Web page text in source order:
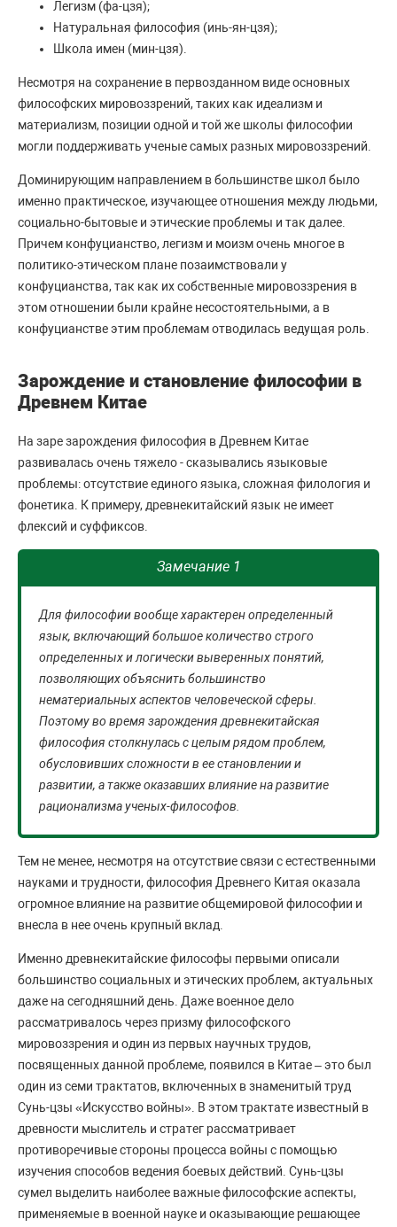
Легизм (фа-цзя);
Натуральная философия (инь-ян-цзя);
Школа имен (мин-цзя).
Несмотря на сохранение в первозданном виде основных
философских мировоззрений, таких как идеализм и
материализм, позиции одной и той же школы философии
могли поддерживать ученые самых разных мировоззрений.
Доминирующим направлением в большинстве школ было
именно практическое, изучающее отношения между людьми,
социально-бытовые и этические проблемы и так далее.
Причем конфуцианство, легизм и моизм очень многое в
политико-этическом плане позаимствовали у
конфуцианства, так как их собственные мировоззрения в
этом отношении были крайне несостоятельными, а в
конфуцианстве этим проблемам отводилась ведущая роль.
Зарождение и становление философии в
Древнем Китае
На заре зарождения философия в Древнем Китае
развивалась очень тяжело - сказывались языковые
проблемы: отсутствие единого языка, сложная филология и
фонетика. К примеру, древнекитайский язык не имеет
флексий и суффиксов.
Замечание 1
Для философии вообще характерен определенный
язык, включающий большое количество строго
определенных и логически выверенных понятий,
позволяющих объяснить большинство
нематериальных аспектов человеческой сферы.
Поэтому во время зарождения древнекитайская
философия столкнулась с целым рядом проблем,
обусловивших сложности в ее становлении и
развитии, а также оказавших влияние на развитие
рационализма ученых-философов.
Тем не менее, несмотря на отсутствие связи с естественными
науками и трудности, философия Древнего Китая оказала
огромное влияние на развитие общемировой философии и
внесла в нее очень крупный вклад.
Именно древнекитайские философы первыми описали
большинство социальных и этических проблем, актуальных
даже на сегодняшний день. Даже военное дело
рассматривалось через призму философского
мировоззрения и один из первых научных трудов,
посвященных данной проблеме, появился в Китае – это был
один из семи трактатов, включенных в знаменитый труд
Сунь-цзы «Искусство войны». В этом трактате известный в
древности мыслитель и стратег рассматривает
противоречивые стороны процесса войны с помощью
изучения способов ведения боевых действий. Сунь-цзы
сумел выделить наиболее важные философские аспекты,
применяемые в военной науке и оказывающие решающее